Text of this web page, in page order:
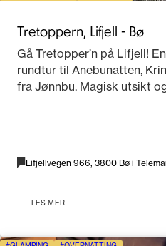
Tretoppern, Lifjell - Bø
Gå Tretopper’n på Lifjell!
rundtur til Anebunatten,
fra Jønnbu. Magisk utsikt
Lifjellvegen 966, 3800 Bø i
LES MER